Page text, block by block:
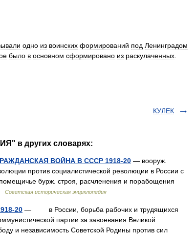
одно из воинских формирований под Ленинградом
было в основном сформировано из раскулаченных
КУЛЕК
в других словарях:
ВОЙНА В СССР 1918-20 — вооруж.
против социалистической революции в России с
бурж. строя, расчленения и порабощения
Советская историческая энциклопедия
20 — в России, борьба рабочих и трудящихся
партии за завоевания Великой
и независимость Советской Родины против сил